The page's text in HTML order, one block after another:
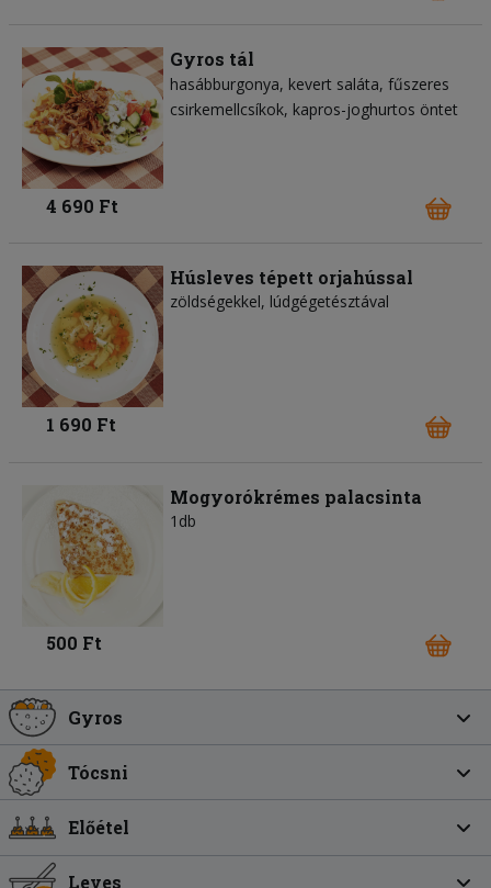
Gyros tál
hasábburgonya kevert saláta fűszeres
csirkemellcsíkok kapros-joghurtos öntet
4 690 Ft
Húsleves tépett orjahússal
zöldségekkel, lúdgégetésztával
1 690 Ft
Mogyorókrémes palacsinta
1db
500 Ft
Gyros
Tócsni
Előétel
Leves